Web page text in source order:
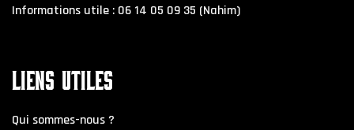
Informations utile : 06 14 05 09 35 (Nahim)
LIENS UTILES
Qui sommes-nous ?